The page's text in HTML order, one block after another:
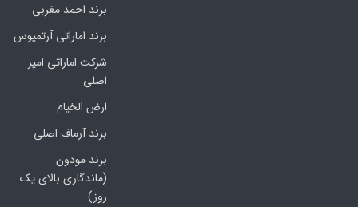
برند احمد مغربی
برند اماراتی آرتمیوس
شرکت اماراتی امپر
اصلی
ارض الخیام
برند آرماف اصلی
برند مودون
(ماندگاری بالای یک
روز)